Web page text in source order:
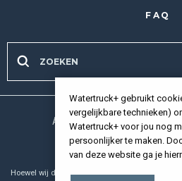
FAQ
Alle rechten voorbehouden
Hoewel wij de grootst mogelijke
Watertruck+ gebruikt
vergelijkbare technieken)
Watertruck+ voor jou nog
persoonlijker te maken.
van deze website ga je